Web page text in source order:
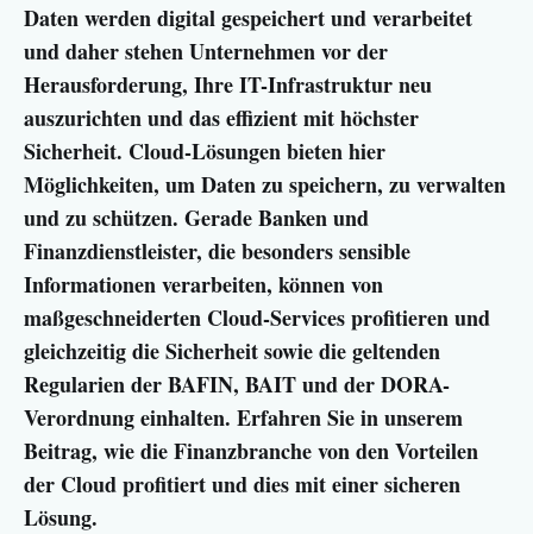
Daten werden digital gespeichert und verarbeitet
und daher stehen Unternehmen vor der
Herausforderung, Ihre IT-Infrastruktur neu
auszurichten und das effizient mit höchster
Sicherheit. Cloud-Lösungen bieten hier
Möglichkeiten, um Daten zu speichern, zu verwalten
und zu schützen. Gerade Banken und
Finanzdienstleister, die besonders sensible
Informationen verarbeiten, können von
maßgeschneiderten Cloud-Services profitieren und
gleichzeitig die Sicherheit sowie die geltenden
Regularien der BAFIN, BAIT und der DORA-
Verordnung einhalten. Erfahren Sie in unserem
Beitrag, wie die Finanzbranche von den Vorteilen
der Cloud profitiert und dies mit einer sicheren
Lösung.